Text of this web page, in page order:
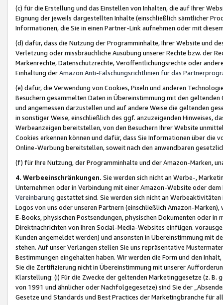
(c) für die Erstellung und das Einstellen von Inhalten, die auf Ihrer
Eignung der jeweils dargestellten Inhalte (einschließlich sämtlicher
Informationen, die Sie in einen Partner-Link aufnehmen oder mit
(d) dafür, dass die Nutzung der Programminhalte, Ihrer Website und
Verletzung oder missbräuchliche Ausübung unserer Rechte bzw. der
Markenrechte, Datenschutzrechte, Veröffentlichungsrechte oder
Einhaltung derAmazon Anti-Fälschungsrichtlinien für das
(e) dafür, die Verwendung von Cookies, Pixeln und anderen
Besuchern gesammelten Daten in Übereinstimmung mit den
und angemessen darzustellen und auf andere Weise die geltenden
in sonstiger Weise, einschließlich des ggf. anzuzeigenden Hinweises,
Werbeanzeigen bereitstellen, von den Besuchern Ihrer Website
Cookies erkennen können und dafür, dass Sie Informationen über die
Online-Werbung bereitstellen, soweit nach den anwendbaren
(f) für Ihre Nutzung, der Programminhalte und der Amazon-Marken,
4. Werbeeinschränkungen. Sie werden sich nicht an Werbe-,
Unternehmen oder in Verbindung mit einer Amazon-Website oder
Vereinbarung gestattet sind. Sie werden sich nicht an
Logos von uns oder unseren Partnern (einschließlich Amazon-
E-Books, physischen Postsendungen, physischen Dokumenten oder in
Direktnachrichten von Ihren Social-Media-Websites einfügen.
Kunden angemeldet werden) und ansonsten in Übereinstimmung mit
stehen. Auf unser Verlangen stellen Sie uns repräsentative
Bestimmungen eingehalten haben. Wir werden die Form und den
Sie die Zertifizierung nicht in Übereinstimmung mit unserer
Klarstellung: (i) Für die Zwecke der geltenden Marketinggesetze (z. B.
von 1991 und ähnlicher oder Nachfolgegesetze) sind Sie der
Gesetze und Standards und Best Practices der Marketingbranche für